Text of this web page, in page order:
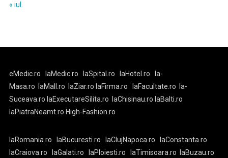
« iul.
eMedic.ro laMedic.ro laSpital.ro laHotel.ro
la-
Masa.ro
laMall.ro laZiar.ro laFirma.ro laFacultate.ro
la-
Suceava.ro laExecutareSilita.ro laChisinau.ro laBalti.ro
laPiatraNeamt.ro High-Fashion.ro
laRomania.ro laBucuresti.ro laClujNapoca.ro
laConstanta.ro
laCraiova.ro
laGalati.ro laPloiesti.ro laTimisoara.ro laBuzau.ro